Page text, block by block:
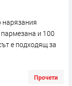
нарязания
пармезана и 100
е подходящ за
Прочети